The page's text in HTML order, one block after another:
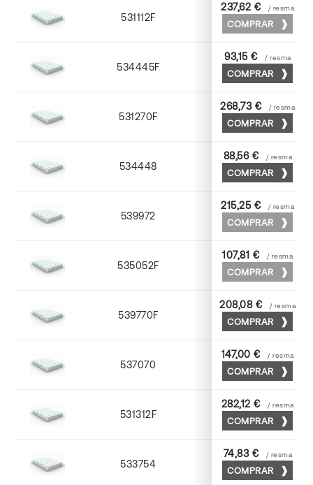
531112F 72 x 102
237,62 € / resma
COMPRAR
534445F 45 x 64
93,15 € / resma
COMPRAR
531270F 70 x 100
268,73 € / resma
COMPRAR
534448 45 x 64
88,56 € / resma
COMPRAR
539972 70 x 100
215,25 € / resma
COMPRAR
535052F 52 x 70
107,81 € / resma
COMPRAR
539770F 70 x 100
208,08 € / resma
COMPRAR
537070 70 x 100
147,00 € / resma
COMPRAR
531312F 72 x 102
282,12 € / resma
COMPRAR
533754 52 x 70
74,83 € / resma
COMPRAR